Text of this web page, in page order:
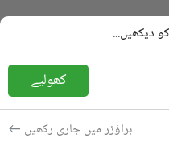
ہاؤس
PKR
فروخت
کھولیے
براؤزر میں جاری رکھیں